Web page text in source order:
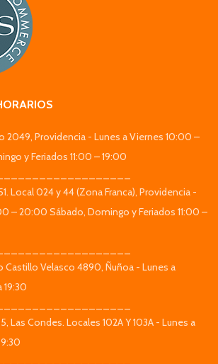
2049, Providencia - Lunes a Viernes 10:00 –
y Feriados 11:00 – 19:00
Local 024 y 44 (Zona Franca), Providencia -
– 20:00 Sábado, Domingo y Feriados 11:00 –
Castillo Velasco 4890, Ñuñoa - Lunes a
Las Condes. Locales 102A Y 103A - Lunes a